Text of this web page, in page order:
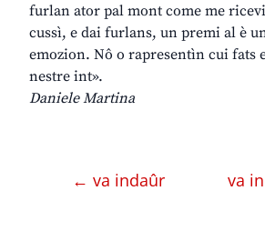
furlan ator pal mont come me
cussì, e dai furlans, un premi al è
emozion. Nô o rapresentìn cui fats
nestre int».
Daniele Martina
← va indaûr va